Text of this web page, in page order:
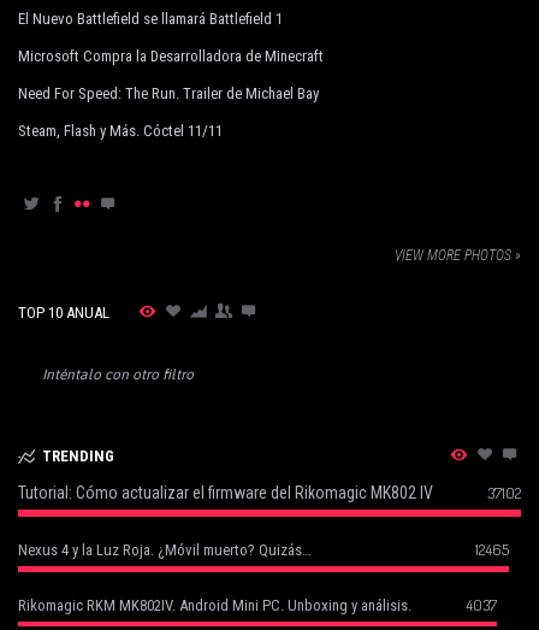
El Nuevo Battlefield se llamará Battlefield 1
Microsoft Compra la Desarrolladora de Minecraft
Need For Speed: The Run. Trailer de Michael Bay
Steam, Flash y Más. Cóctel 11/11
VIEW MORE PHOTOS »
TOP 10 ANUAL
Inténtalo con otro filtro
TRENDING
Tutorial: Cómo actualizar el firmware del Rikomagic MK802 IV 37102
Nexus 4 y la Luz Roja. ¿Móvil muerto? Quizás… 12465
Rikomagic RKM MK802IV. Android Mini PC. Unboxing y análisis. 4037